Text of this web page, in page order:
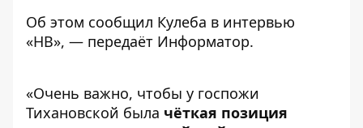
Об этом сообщил Кулеба в интервью
«НВ», — передаёт Информатор.
«Очень важно, чтобы у госпожи
Тихановской была чёткая позиция